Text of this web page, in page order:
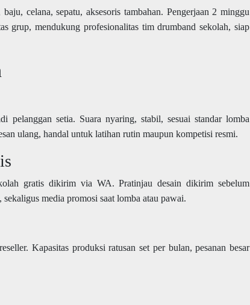
celana, sepatu, aksesoris tambahan. Pengerjaan 2 minggu
grup, mendukung profesionalitas tim drumband sekolah, siap
pelanggan setia. Suara nyaring, stabil, sesuai standar lomba
ulang, handal untuk latihan rutin maupun kompetisi resmi.
gratis dikirim via WA. Pratinjau desain dikirim sebelum
media promosi saat lomba atau pawai.
Kapasitas produksi ratusan set per bulan, pesanan besar